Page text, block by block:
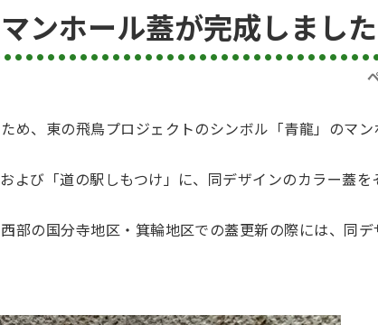
ンホール蓋が完成しました
め、東の飛鳥プロジェクトのシンボル「青龍」のマ
よび「道の駅しもつけ」に、同デザインのカラー蓋
部の国分寺地区・箕輪地区での蓋更新の際には、同